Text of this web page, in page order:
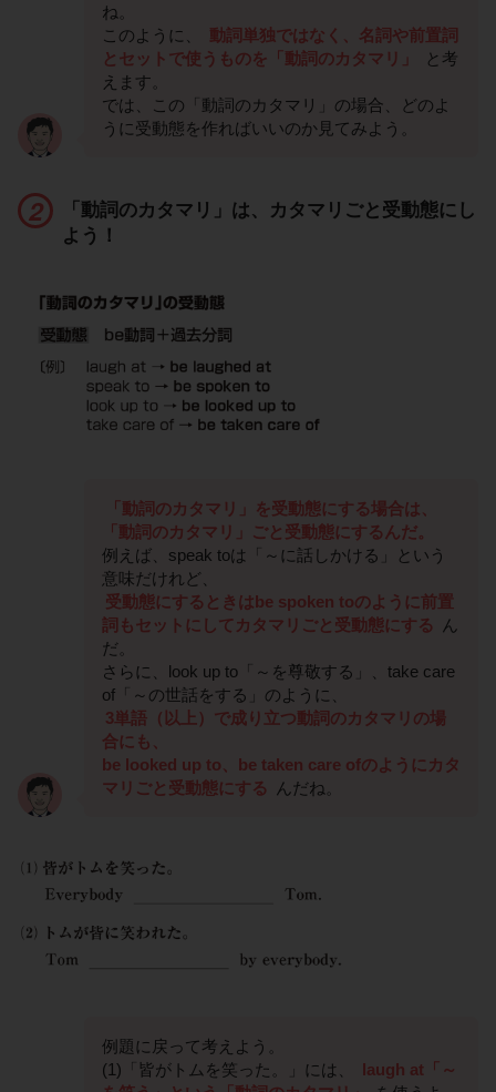
ね。
このように、
動詞単独ではなく、名詞や前置詞
とセットで使うものを「動詞のカタマリ」
と考
えます。
では、この「動詞のカタマリ」の場合、どのよ
うに受動態を作ればいいのか見てみよう。
「動詞のカタマリ」は、カタマリごと受動態にし
よう！
「動詞のカタマリ」を受動態にする場合は、
「動詞のカタマリ」ごと受動態にするんだ。
例えば、speak toは「～に話しかける」という
意味だけれど、
受動態にするときはbe spoken toのように前置
詞もセットにしてカタマリごと受動態にする
ん
だ。
さらに、look up to「～を尊敬する」、take care
of「～の世話をする」のように、
3単語（以上）で成り立つ動詞のカタマリの場
合にも、
be looked up to、be taken care ofのようにカタ
マリごと受動態にする
んだね。
例題に戻って考えよう。
(1)「皆がトムを笑った。」には、
laugh at「～